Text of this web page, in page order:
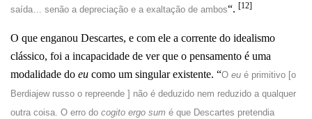
saída… senão a depreciação e a exaltação de ambos“. [12]
O que enganou Descartes, e com ele a corrente do idealismo
clássico, foi a incapacidade de ver que o pensamento é uma
modalidade do eu como um singular existente. “O eu é primitivo [o
Berdiajew russo o repreende ] não é deduzido nem reduzido a qualquer
outra coisa. O erro do cogito ergo sum é que Descartes pretendia